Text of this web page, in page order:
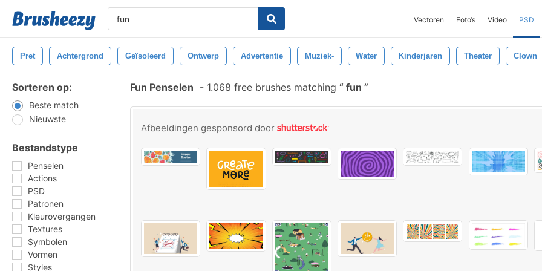
Vectoren Foto‘s Video PSD
Pret Achtergrond Geïsoleerd Ontwerp Advertentie Muziek- Water Kinderjaren Theater Clown
Sorteren op:
Beste match
Nieuwste
Bestandstype
Penselen
Actions
PSD
Patronen
Kleurovergangen
Textures
Symbolen
Vormen
Styles
Fun Penselen - 1.068 free brushes matching fun
Afbeeldingen gesponsord door